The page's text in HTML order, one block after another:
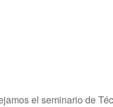
el seminario de